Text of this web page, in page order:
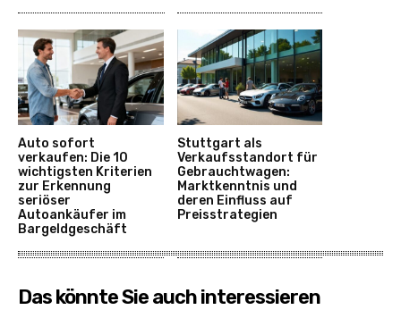
Auto sofort
verkaufen: Die 10
wichtigsten Kriterien
zur Erkennung
seriöser
Autoankäufer im
Bargeldgeschäft
Stuttgart als
Verkaufsstandort für
Gebrauchtwagen:
Marktkenntnis und
deren Einfluss auf
Preisstrategien
Das könnte Sie auch interessieren